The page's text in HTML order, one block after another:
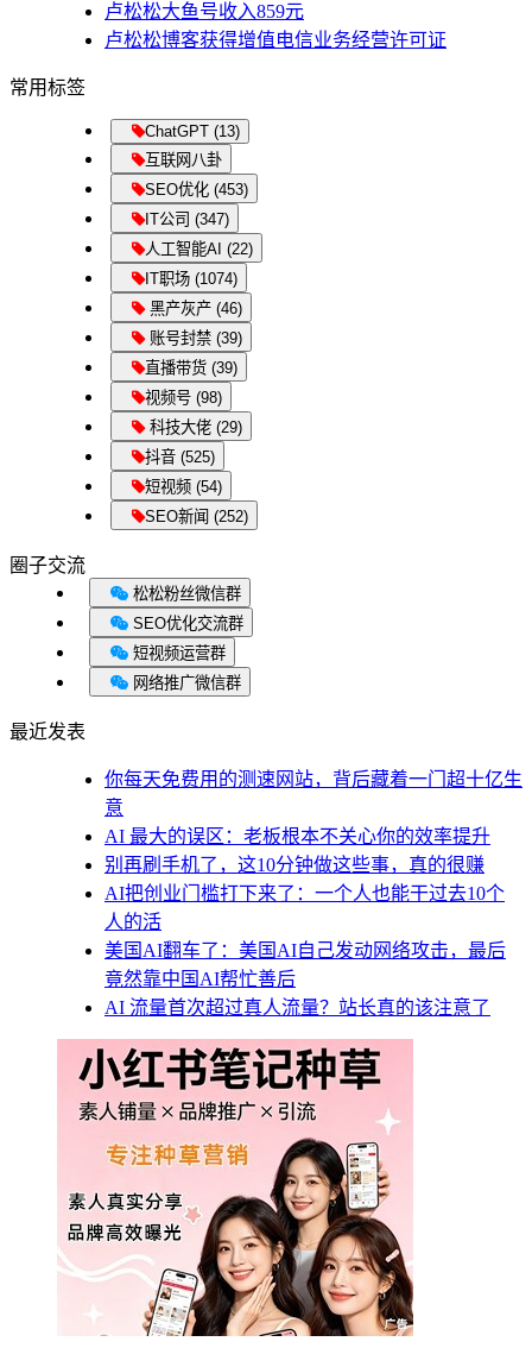
卢松松大鱼号收入859元
卢松松博客获得增值电信业务经营许可证
常用标签
ChatGPT (13)
互联网八卦
SEO优化 (453)
IT公司 (347)
人工智能AI (22)
IT职场 (1074)
黑产灰产 (46)
账号封禁 (39)
直播带货 (39)
视频号 (98)
科技大佬 (29)
抖音 (525)
短视频 (54)
SEO新闻 (252)
圈子交流
松松粉丝微信群
SEO优化交流群
短视频运营群
网络推广微信群
最近发表
你每天免费用的测速网站，背后藏着一门超十亿生
意
AI 最大的误区：老板根本不关心你的效率提升
别再刷手机了，这10分钟做这些事，真的很赚
AI把创业门槛打下来了：一个人也能干过去10个
人的活
美国AI翻车了：美国AI自己发动网络攻击，最后
竟然靠中国AI帮忙善后
AI 流量首次超过真人流量？站长真的该注意了